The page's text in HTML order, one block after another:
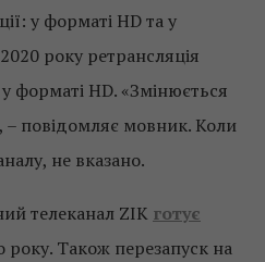
у форматі HD та у
року ретрансляція
форматі HD. «Змінюється
– повідомляє мовник. Коли
не вказано.
телеканал ZIK готує
року. Також перезапуск на